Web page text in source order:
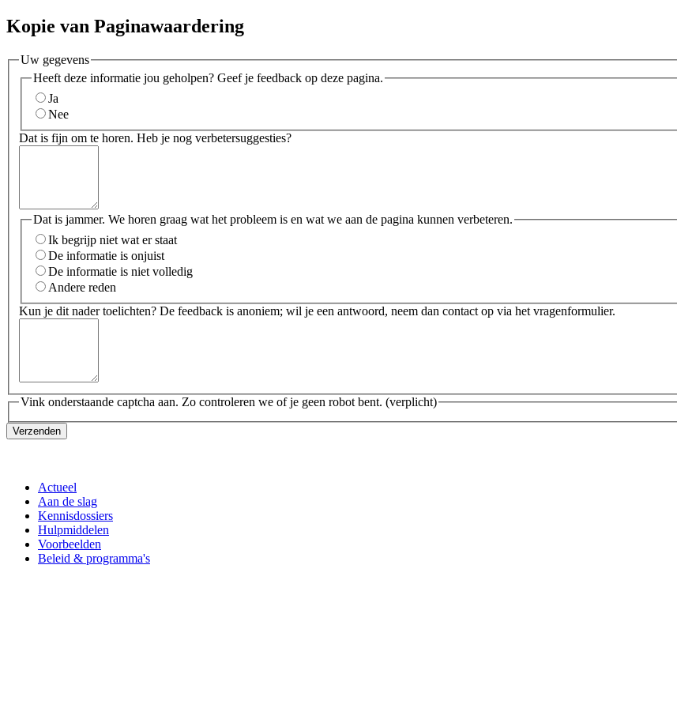
Kopie van Paginawaardering
Uw gegevens
Heeft deze informatie jou geholpen? Geef je feedback op deze pagina.
Ja
Nee
Dat is fijn om te horen. Heb je nog verbetersuggesties?
Dat is jammer. We horen graag wat het probleem is en wat we aan de pagina kunnen verbeteren.
Ik begrijp niet wat er staat
De informatie is onjuist
De informatie is niet volledig
Andere reden
Kun je dit nader toelichten? De feedback is anoniem; wil je een antwoord, neem dan contact op via het vragenformulier.
Vink onderstaande captcha aan. Zo controleren we of je geen robot bent. (verplicht)
Verzenden
Actueel
Aan de slag
Kennisdossiers
Hulpmiddelen
Voorbeelden
Beleid & programma's